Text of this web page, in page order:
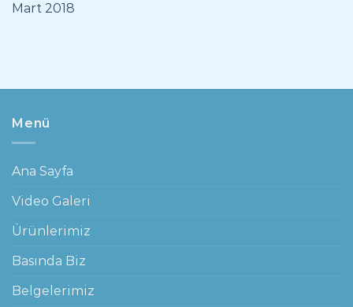
Mart 2018
Menü
Ana Sayfa
Video Galeri
Ürünlerimiz
Basında Biz
Belgelerimiz